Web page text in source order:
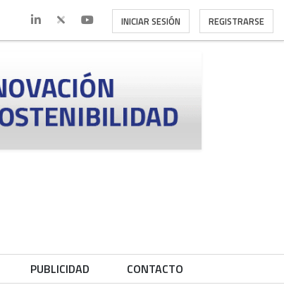
INICIAR SESIÓN REGISTRARSE
PUBLICIDAD CONTACTO